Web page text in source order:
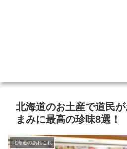
北海道のお土産で道民
まみに最高の珍味8選！
北海道のあれこれ